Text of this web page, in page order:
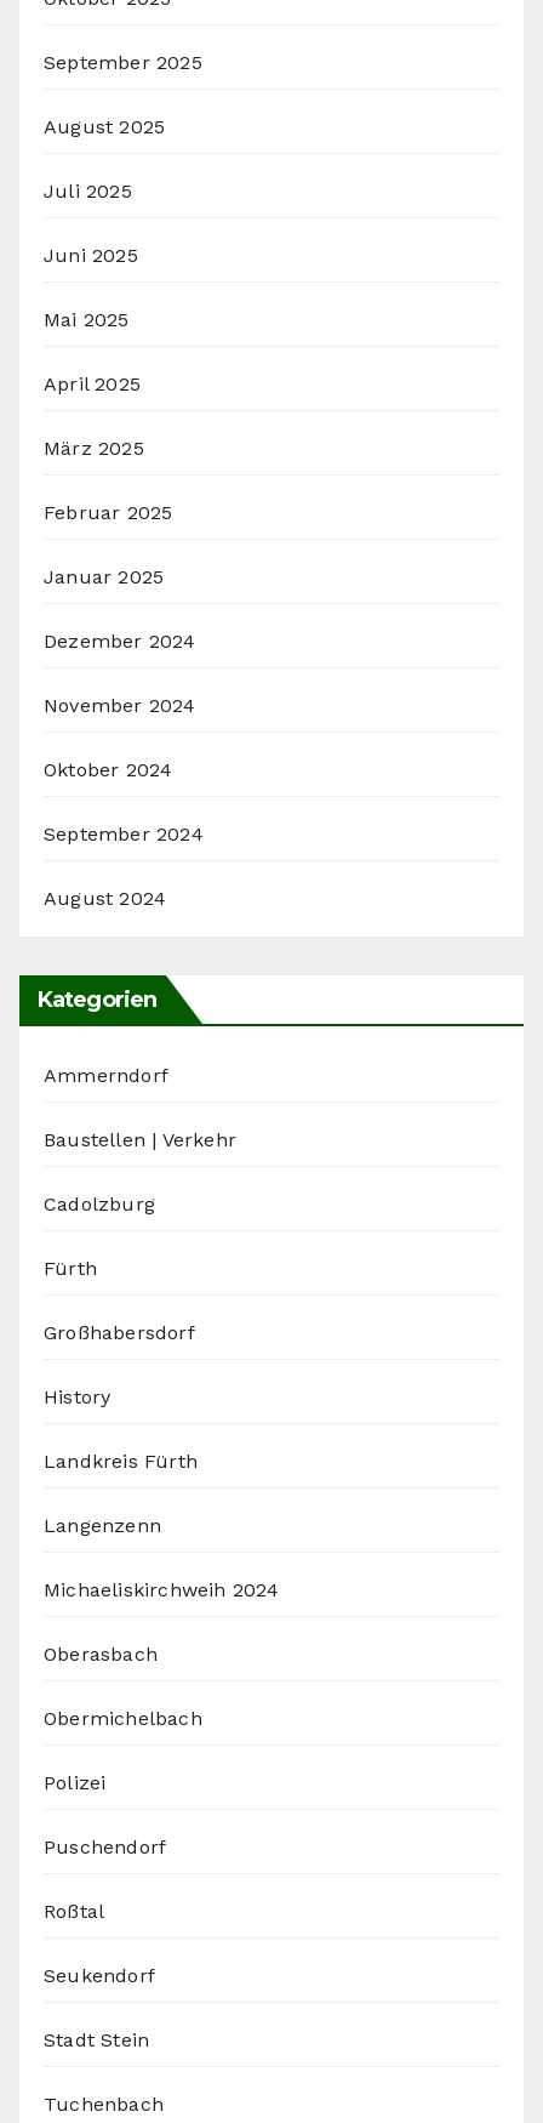
September 2025
August 2025
Juli 2025
Juni 2025
Mai 2025
April 2025
März 2025
Februar 2025
Januar 2025
Dezember 2024
November 2024
Oktober 2024
September 2024
August 2024
Kategorien
Ammerndorf
Baustellen | Verkehr
Cadolzburg
Fürth
Großhabersdorf
History
Landkreis Fürth
Langenzenn
Michaeliskirchweih 2024
Oberasbach
Obermichelbach
Polizei
Puschendorf
Roßtal
Seukendorf
Stadt Stein
Tuchenbach